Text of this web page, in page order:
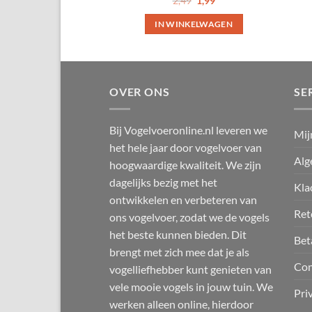
prijs
was:
2,49.
is:
1,99.
IN WINKELWAGEN
OVER ONS
Bij Vogelvoeronline.nl leveren we
het hele jaar door vogelvoer van
hoogwaardige kwaliteit. We zijn
dagelijks bezig met het
ontwikkelen en verbeteren van
ons vogelvoer, zodat we de vogels
het beste kunnen bieden. Dit
brengt met zich mee dat je als
vogelliefhebber kunt genieten van
vele mooie vogels in jouw tuin. We
werken alleen online, hierdoor